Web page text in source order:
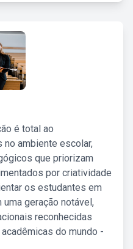
é total ao
ambiente escolar,
que priorizam
por criatividade
os estudantes em
uma geração notável,
reconhecidas
do mundo -